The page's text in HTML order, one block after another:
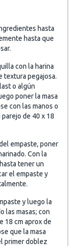
hasta
hasta que
con la harina
textura pegajosa.
o algún
poner la masa
con las manos o
de 40 x 18
empaste, poner
Con la
tener un
el empaste y
y luego la
las masas; con
18 cm aprox de
que la masa
primer doblez